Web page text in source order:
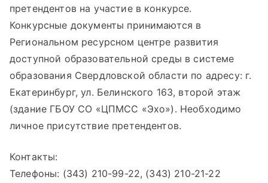
претендентов на участие в конкурсе.
Конкурсные документы принимаются в
Региональном ресурсном центре развития
доступной образовательной среды в системе
образования Свердловской области по адресу: г.
Екатеринбург, ул. Белинского 163, второй этаж
(здание ГБОУ СО «ЦПМСС «Эхо»). Необходимо
личное присутствие претендентов.
Контакты:
Телефоны: (343) 210-99-22, (343) 210-21-22